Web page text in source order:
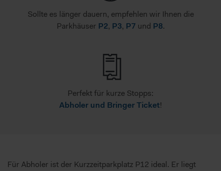
Sollte es länger dauern, empfehlen wir Ihnen die
Parkhäuser P2, P3, P7und P8.
Perfekt für kurze Stopps:
Abholer und Bringer Ticket!
Für Abholer ist der Kurzzeitparkplatz P12 ideal. Er liegt